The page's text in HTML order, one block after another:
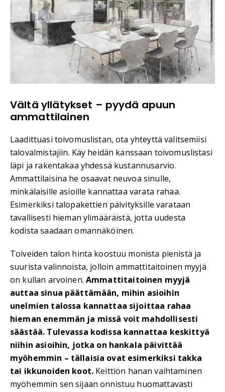
Vältä yllätykset – pyydä apuun
ammattilainen
Laadittuasi toivomuslistan, ota yhteyttä valitsemiisi
talovalmistajiin. Käy heidän kanssaan toivomuslistasi
läpi ja rakentakaa yhdessä kustannusarvio.
Ammattilaisina he osaavat neuvoa sinulle,
minkälaisille asioille kannattaa varata rahaa.
Esimerkiksi talopakettien päivityksille varataan
tavallisesti hieman ylimääräistä, jotta uudesta
kodista saadaan omannäköinen.
Toiveiden talon hinta koostuu monista pienistä ja
suurista valinnoista, jolloin ammattitaitoinen myyjä
on kullan arvoinen. Ammattitaitoinen myyjä
auttaa sinua päättämään, mihin asioihin
unelmien talossa kannattaa sijoittaa rahaa
hieman enemmän ja missä voit mahdollisesti
säästää. Tulevassa kodissa kannattaa keskittyä
niihin asioihin, jotka on hankala päivittää
myöhemmin – tällaisia ovat esimerkiksi takka
tai ikkunoiden koot. Keittiön hanan vaihtaminen
myöhemmin sen sijaan onnistuu huomattavasti